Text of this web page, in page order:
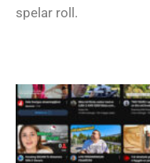
spelar roll.